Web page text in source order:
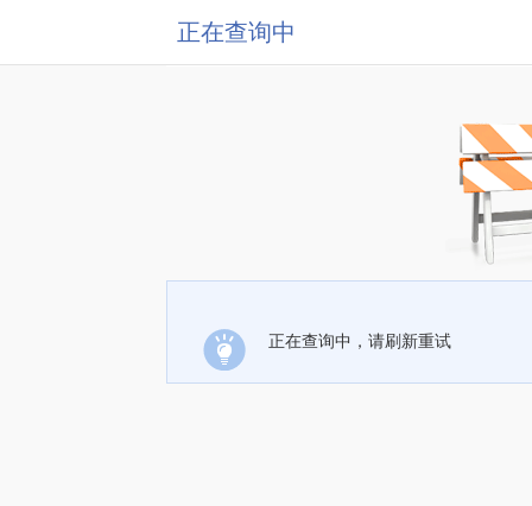
正在查询中
正在查询中，请刷新重试